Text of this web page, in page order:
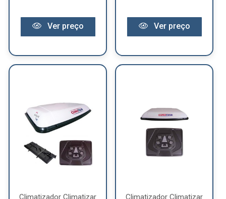
Ver preço Ver preço
Climatizador Climatizar
Climatizador Climatizar